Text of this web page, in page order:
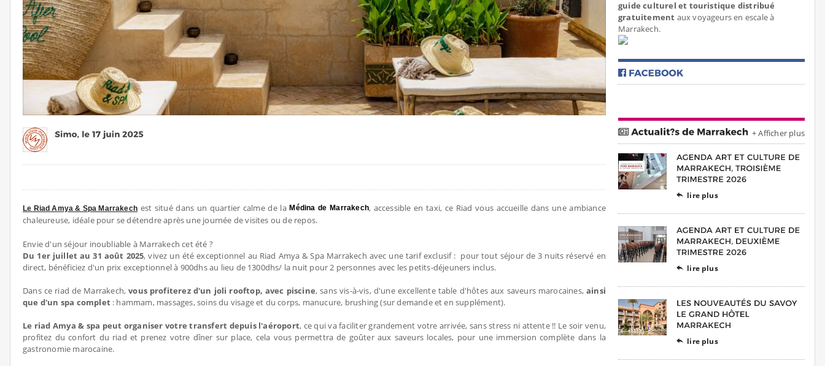
Le Riad Amya & Spa Marrakech est situé dans un quartier calme de laMédina de Marrakech, accessible en taxi, ce Riad vous accueille dans une ambiance
chaleureuse, idéale pour se détendre après une journée de visites ou de repos.
Envie d'un séjour inoubliable à Marrakech cet été ?
Du 1er juillet au 31 août 2025, vivez un été exceptionnel au Riad Amya & Spa Marrakech avec une tarif exclusif : pour tout séjour de 3 nuits réservé en
direct, bénéficiez d'un prix exceptionnel à 900dhs au lieu de 1300dhs/ la nuit pour 2 personnes avec les petits-déjeuners inclus.
Dans ce riad de Marrakech,vous profiterez d'un joli rooftop, avec piscine, sans vis-à-vis, d'une excellente table d'hôtes aux saveurs marocaines,ainsi
que d'un spa complet: hammam, massages, soins du visage et du corps, manucure, brushing (sur demande et en supplément).
Le riad Amya & spa peut organiser votre transfert depuis l'aéroport, ce qui va faciliter grandement votre arrivée, sans stress ni attente !! Le soir venu,
profitez du confort du riad et prenez votre dîner sur place, cela vous permettra de goûter aux saveurs locales, pour une immersion complète dans la
gastronomie marocaine.
guide culturel et touristique distribué
gratuitement aux voyageurs en escale à
Marrakech.
+ Afficher plus
 lire plus
 lire plus
 lire plus